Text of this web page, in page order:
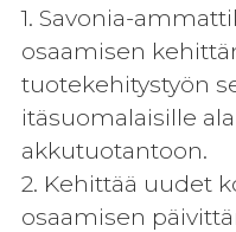
1. Savonia-
osaamisen
tuotekehitystyön
itäsuomalaisille
akkutuotantoon.
2. Kehittää uudet
osaamisen